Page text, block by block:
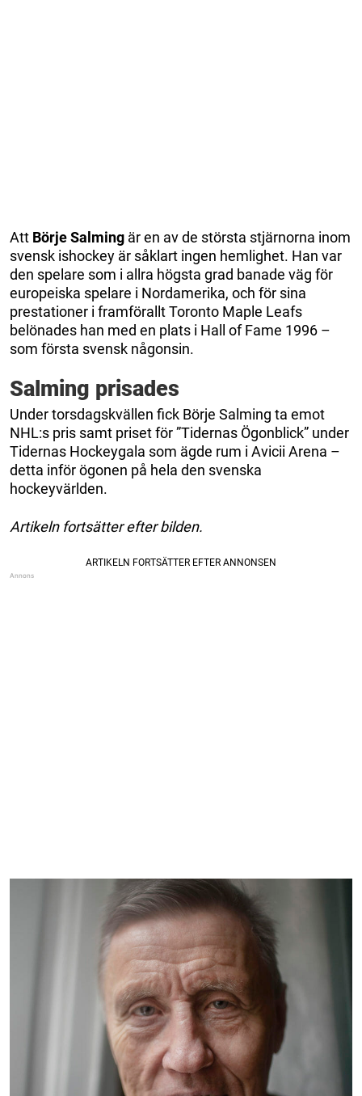
Att Börje Salming är en av de största stjärnorna inom
svensk ishockey är såklart ingen hemlighet. Han var
den spelare som i allra högsta grad banade väg för
europeiska spelare i Nordamerika, och för sina
prestationer i framförallt Toronto Maple Leafs
belönades han med en plats i Hall of Fame 1996 –
som första svensk någonsin.
Salming prisades
Under torsdagskvällen fick Börje Salming ta emot
NHL:s pris samt priset för ”Tidernas Ögonblick” under
Tidernas Hockeygala som ägde rum i Avicii Arena –
detta inför ögonen på hela den svenska
hockeyvärlden.
Artikeln fortsätter efter bilden.